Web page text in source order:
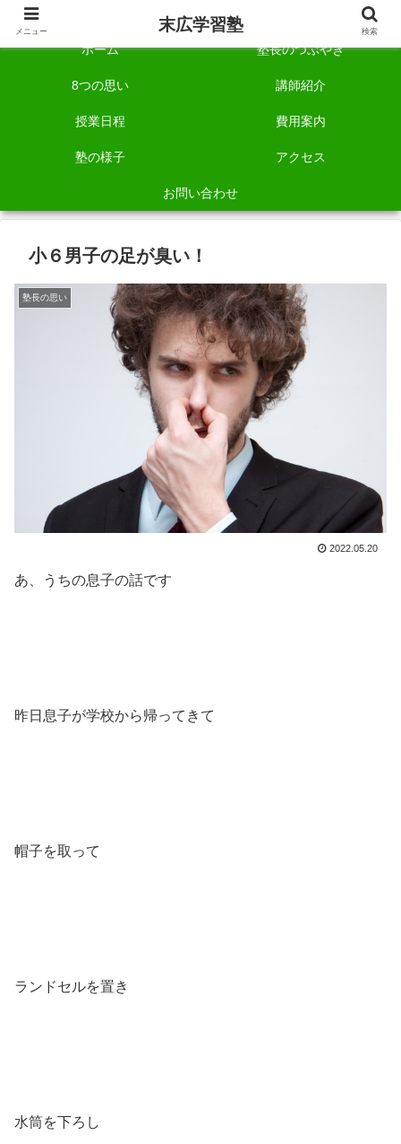
自称「一宮でいちばん塾で勉強させる塾」です。
ホーム 塾長のつぶやき
8つの思い 講師紹介
授業日程 費用案内
塾の様子 アクセス
お問い合わせ
小６男子の足が臭い！
塾長の思い
2022.05.20
あ、うちの息子の話です
昨日息子が学校から帰ってきて
帽子を取って
ランドセルを置き
水筒を下ろし
メニュー 末広学習塾 検索